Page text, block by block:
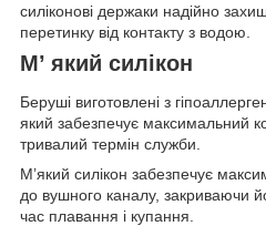
силіконові держаки надійно
перетинку від контакту з водою.
М’ який силікон
Беруші виготовлені з
який забезпечує максимальний
тривалий термін служби.
М’який силікон забезпечує
до вушного каналу, закриваючи
час плавання і купання.